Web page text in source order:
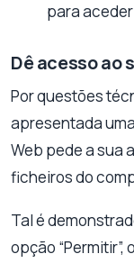
para
Dê acesso ao
Por questões
apresentada
Web pede a sua
ficheiros do
Tal é
opção “Permitir”,